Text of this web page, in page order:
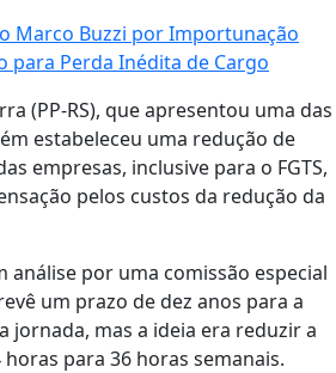
Marco Buzzi por Importunação
para Perda Inédita de Cargo
(PP-RS), que apresentou uma das
estabeleceu uma redução de
empresas, inclusive para o FGTS,
pelos custos da redução da
análise por uma comissão especial
um prazo de dez anos para a
jornada, mas a ideia era reduzir a
para 36 horas semanais.